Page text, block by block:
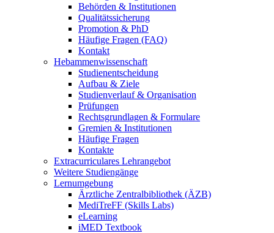
Behörden & Institutionen
Qualitätssicherung
Promotion & PhD
Häufige Fragen (FAQ)
Kontakt
Hebammenwissenschaft
Studienentscheidung
Aufbau & Ziele
Studienverlauf & Organisation
Prüfungen
Rechtsgrundlagen & Formulare
Gremien & Institutionen
Häufige Fragen
Kontakte
Extracurriculares Lehrangebot
Weitere Studiengänge
Lernumgebung
Ärztliche Zentralbibliothek (ÄZB)
MediTreFF (Skills Labs)
eLearning
iMED Textbook